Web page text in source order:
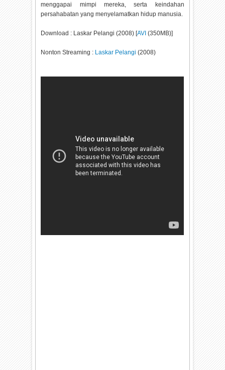
menggapai mimpi mereka, serta keindahan
persahabatan yang menyelamatkan hidup manusia.
Download : Laskar Pelangi (2008) [AVI (350MB)]
Nonton Streaming : Laskar Pelangi (2008)